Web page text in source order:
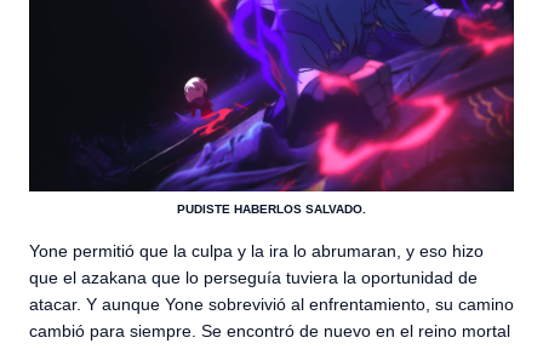
PUDISTE HABERLOS SALVADO.
Yone permitió que la culpa y la ira lo abrumaran, y eso hizo
que el azakana que lo perseguía tuviera la oportunidad de
atacar. Y aunque Yone sobrevivió al enfrentamiento, su camino
cambió para siempre. Se encontró de nuevo en el reino mortal